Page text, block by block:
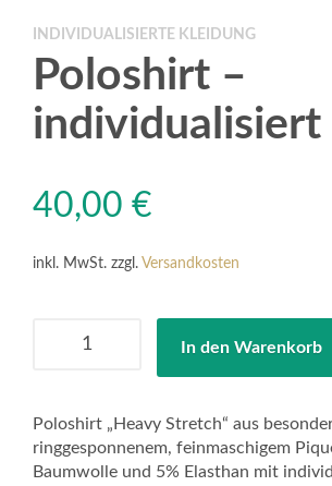
INDIVIDUALISIERTE KLEIDUNG
Poloshirt –
individualisiert
40,00 €
inkl. MwSt. zzgl. Versandkosten
In den Warenkorb
Poloshirt „Heavy Stretch“ aus
ringgesponnenem, feinmaschigem
Baumwolle und 5% Elasthan mit